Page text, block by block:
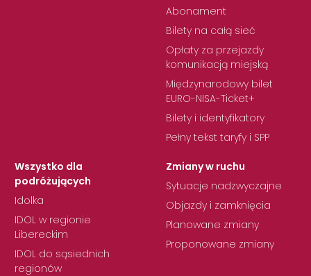
Abonament
Bilety na całą sieć
Opłaty za przejazdy
komunikacją miejską
Międzynarodowy bilet
EURO-NISA-Ticket+
Bilety i identyfikatory
Pełny tekst taryfy i SPP
Wszystko dla
podróżujących
Idolka
IDOL w regionie
Libereckim
IDOL do sąsiednich
regionów
Zmiany w ruchu
Sytuacje nadzwyczajne
Objazdy i zamknięcia
Planowane zmiany
Proponowane zmiany